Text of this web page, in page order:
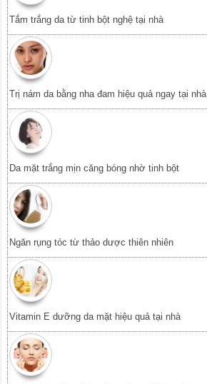
Tắm trắng da từ tinh bột nghệ tại nhà
Trị nám da bằng nha đam hiệu quả ngay tại nhà
Da mặt trắng mịn căng bóng nhờ tinh bột
Ngăn rụng tóc từ thảo dược thiên nhiên
Vitamin E dưỡng da mặt hiệu quả tại nhà